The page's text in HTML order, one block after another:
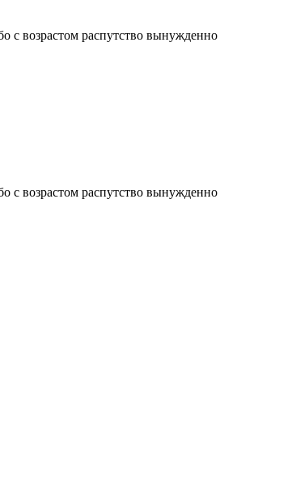
с возрастом распутство вынужденно
с возрастом распутство вынужденно